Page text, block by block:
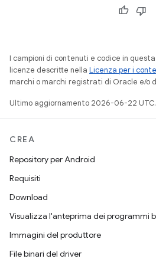
I campioni di contenuti e codice in
licenze descritte nella Licenza per i
marchi o marchi registrati di Oracle e/o
Ultimo aggiornamento 2026-06-22 UTC.
CREA
Repository per Android
Requisiti
Download
Visualizza l'anteprima dei programmi
Immagini del produttore
File binari del driver